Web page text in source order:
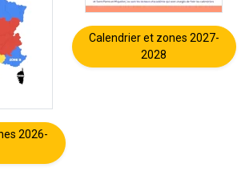
2026-
Calendrier et zones 2027-
2028